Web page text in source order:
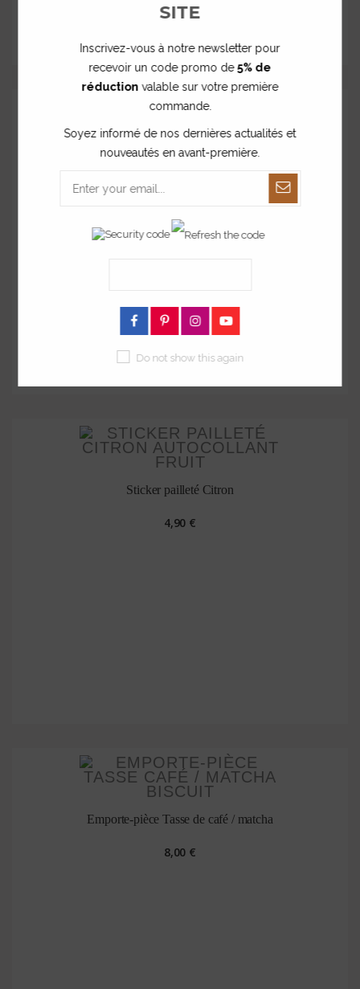
Sticker Club P'tit dèj - Modèle au choix
à partir de
3,50 €
Sticker pailleté Citron
4,90 €
Emporte-pièce Tasse de café / matcha
8,00 €
SITE
Inscrivez-vous à notre newsletter pour
recevoir un code promo de5% de
réduction valable sur votre première
commande.
Soyez informé de nos dernières actualités et
nouveautés en avant-première.
Do not show this again